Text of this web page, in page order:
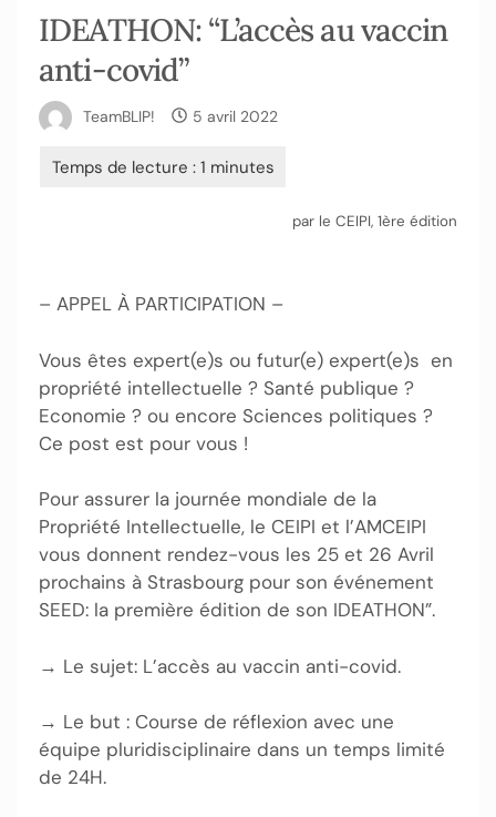
IDEATHON: “L’accès au vaccin
anti-covid”
TeamBLIP! 5 avril 2022
par le CEIPI, 1ère édition
– APPEL À PARTICIPATION –
Vous êtes expert(e)s ou futur(e) expert(e)s en
propriété intellectuelle ? Santé publique ?
Economie ? ou encore Sciences politiques ?
Ce post est pour vous !
Pour assurer la journée mondiale de la
Propriété Intellectuelle, le CEIPI et l’AMCEIPI
vous donnent rendez-vous les 25 et 26 Avril
prochains à Strasbourg pour son événement
SEED: la première édition de son IDEATHON”.
→ Le sujet: L’accès au vaccin anti-covid.
→ Le but : Course de réflexion avec une
équipe pluridisciplinaire dans un temps limité
de 24H.